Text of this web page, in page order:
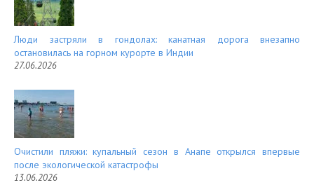
Люди застряли в гондолах: канатная дорога внезапно
остановилась на горном курорте в Индии
27.06.2026
Очистили пляжи: купальный сезон в Анапе открылся впервые
после экологической катастрофы
13.06.2026